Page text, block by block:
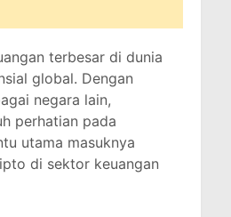
terbesar di dunia
global. Dengan
negara lain,
perhatian pada
utama masuknya
di sektor keuangan